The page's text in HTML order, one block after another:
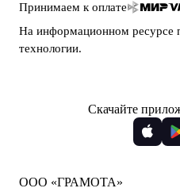
Принимаем к оплате
На информационном ресурсе
технологии.
Скачайте
ООО «ГРАМОТА»